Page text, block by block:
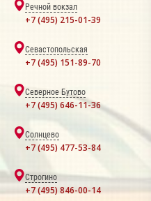
Речной вокзал
+7 (495) 215-01-39
Севастопольская
+7 (495) 151-89-70
Северное Бутово
+7 (495) 646-11-36
Солнцево
+7 (495) 477-53-84
Строгино
+7 (495) 846-00-14